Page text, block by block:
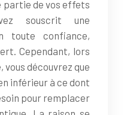
partie de vos effets
souscrit une
toute confiance,
Cependant, lors
découvrez que
inférieur à ce dont
pour remplacer